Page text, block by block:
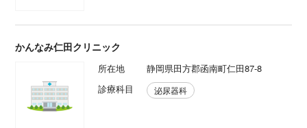
かんなみ仁田クリニック
所在地
静岡県田方郡函南町仁田87-8
診療科目
泌尿器科